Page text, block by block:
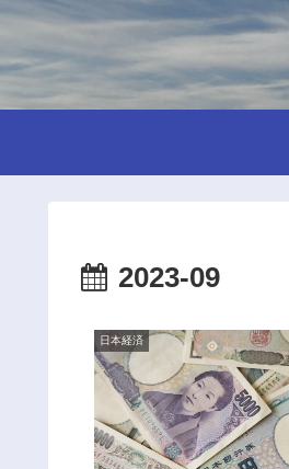
2023-09
日本経済